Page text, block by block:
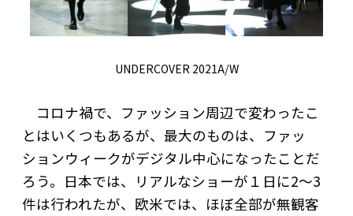
UNDERCOVER 2021A/W
コロナ禍で、ファッション周辺で変わったこ
とはいくつもあるが、最大のものは、ファッ
ションウィークがデジタル中心になったことだ
ろう。日本では、リアルなショーが１日に2〜3
件は行われたが、欧米では、ほぼ全部が無観客